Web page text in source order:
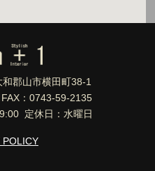
郡山市横田町38-1
：0743-59-2135
定休日：水曜日
POLICY